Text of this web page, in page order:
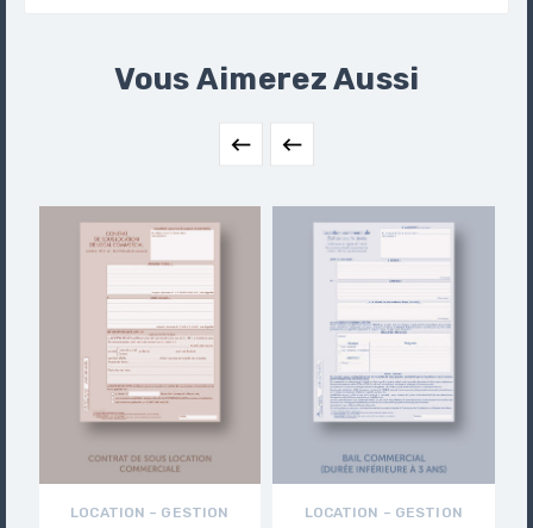
Vous Aimerez Aussi
 
LOCATION – GESTION LOCATION – GESTION